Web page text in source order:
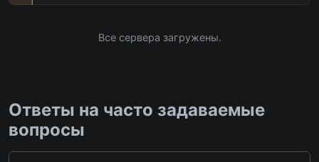
Все сервера загружены.
Ответы на часто задаваемые
вопросы